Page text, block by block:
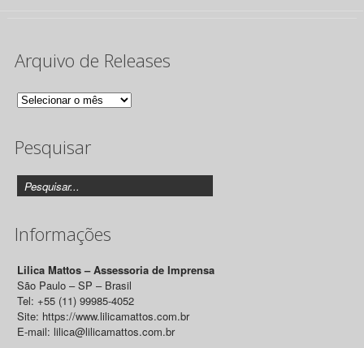
Arquivo de Releases
Arquivo
Releases
Pesquisar
Informações
Lilica Mattos – Assessoria de Imprensa
São Paulo – SP – Brasil
Tel: +55 (11) 99985-4052
Site: https://www.lilicamattos.com.br
E-mail: lilica@lilicamattos.com.br